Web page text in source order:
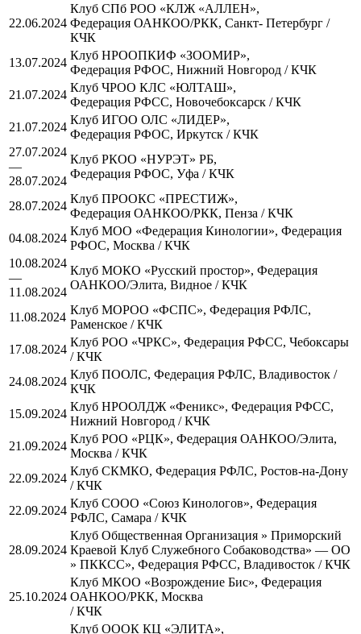
22.06.2024
Клуб СПб РОО «КЛЖ «АЛЛЕН»,
Федерация ОАНКОО/РКК, Санкт- Петербург /
КЧК
13.07.2024
Клуб НРООПКИФ «ЗООМИР»,
Федерация РФОС, Нижний Новгород / КЧК
21.07.2024
Клуб ЧРОО КЛС «ЮЛТАШ»,
Федерация РФСС, Новочебоксарск / КЧК
21.07.2024
Клуб ИГОО ОЛС «ЛИДЕР»,
Федерация РФОС, Иркутск / КЧК
27.07.2024
—
28.07.2024
Клуб РКОО «НУРЭТ» РБ,
Федерация РФОС, Уфа / КЧК
28.07.2024
Клуб ПРООКС «ПРЕСТИЖ»,
Федерация ОАНКОО/РКК, Пенза / КЧК
04.08.2024
Клуб МОО «Федерация Кинологии», Федерация
РФОС, Москва / КЧК
10.08.2024
—
11.08.2024
Клуб МОКО «Русский простор», Федерация
ОАНКОО/Элита, Видное / КЧК
11.08.2024
Клуб МОРОО «ФСПС», Федерация РФЛС,
Раменское / КЧК
17.08.2024
Клуб РОО «ЧРКС», Федерация РФСС, Чебоксары
/ КЧК
24.08.2024
Клуб ПООЛС, Федерация РФЛС, Владивосток /
КЧК
15.09.2024
Клуб НРООЛДЖ «Феникс», Федерация РФСС,
Нижний Новгород / КЧК
21.09.2024
Клуб РОО «РЦК», Федерация ОАНКОО/Элита,
Москва / КЧК
22.09.2024
Клуб СКМКО, Федерация РФЛС, Ростов-на-Дону
/ КЧК
22.09.2024
Клуб СООО «Союз Кинологов», Федерация
РФЛС, Самара / КЧК
28.09.2024
Клуб Общественная Организация » Приморский
Краевой Клуб Служебного Собаководства» — ОО
» ПККСС», Федерация РФСС, Владивосток / КЧК
25.10.2024
Клуб МКОО «Возрождение Бис», Федерация
ОАНКОО/РКК, Москва
/ КЧК
Клуб ОООК КЦ «ЭЛИТА»,